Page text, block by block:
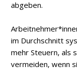
abgeben.
im Durchschnitt
mehr Steuern, als
vermeiden, wenn